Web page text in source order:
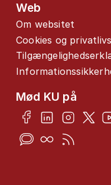
Web
Om websitet
Cookies og
Mød KU på